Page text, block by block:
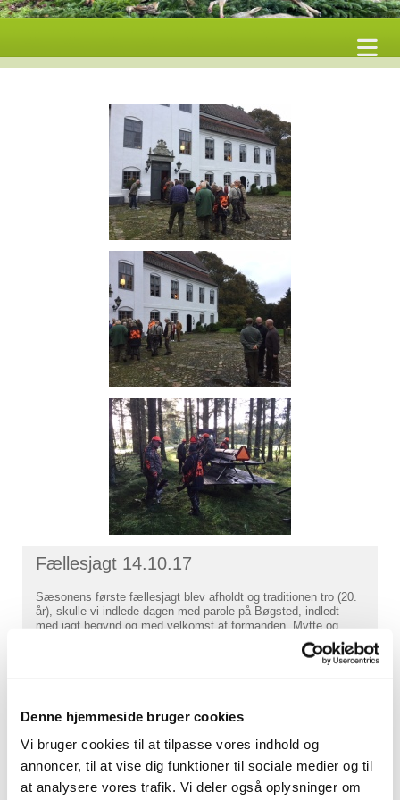
Denne hjemmeside bruger cookies
Vi bruger cookies til at tilpasse vores indhold og
annoncer, til at vise dig funktioner til sociale medier og til
at analysere vores trafik. Vi deler også oplysninger om
Fællesjagt 14.10.17
Sæsonens første fællesjagt blev afholdt og traditionen tro (20.
år), skulle vi indlede dagen med parole på Bøgsted, indledt
med jagt begynd og med velkomst af formanden. Mytte og
Vagn var vært for en forfriskning og Vagn sagde lidt omkring
året der var gået på Bøgsted og ønskede alle en god jagt.
såter så kom der lidt mere gang i vildtet og især det løbende
med råvildt og de fremmødte jægere leverede rigtig fin
skydning når chancen bød sig. Inden middag var vi ikke så
heldige at se fuglevildt over middag blev der set et par snepper
og et enkelt forsøg på at nedlægge en sneppe gik ikke helt